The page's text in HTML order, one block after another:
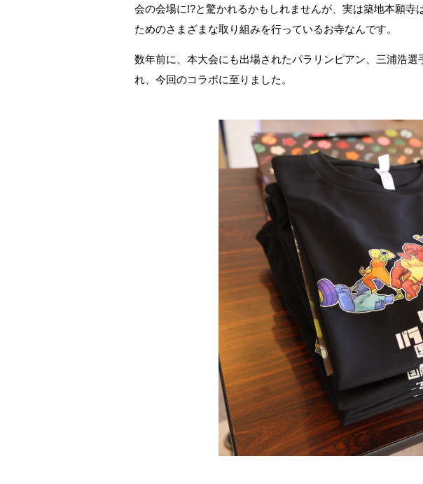
会の会場に!?と驚かれるかもしれませんが、実は築地本願
ためのさまざまな取り組みを行っているお寺なんです。
数年前に、本大会にも出場されたパラリンピアン、三浦浩
れ、今回のコラボに至りました。